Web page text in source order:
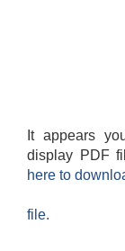
It appears
display PDF
here to
file.